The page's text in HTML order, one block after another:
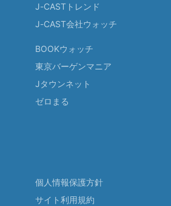
J-CASTトレンド
J-CAST会社ウォッチ
BOOKウォッチ
東京バーゲンマニア
Jタウンネット
ゼロまる
個人情報保護方針
サイト利用規約